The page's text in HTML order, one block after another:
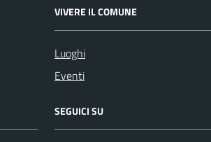
VIVERE IL COMUNE
Luoghi
Eventi
SEGUICI SU